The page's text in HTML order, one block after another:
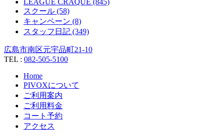
スクール (58)
キャンペーン (8)
スタッフ日記 (349)
広島市南区元宇品町21-10
TEL : 082-505-5100
Home
PIVOXについて
ご利用案内
ご利用料金
コート予約
アクセス